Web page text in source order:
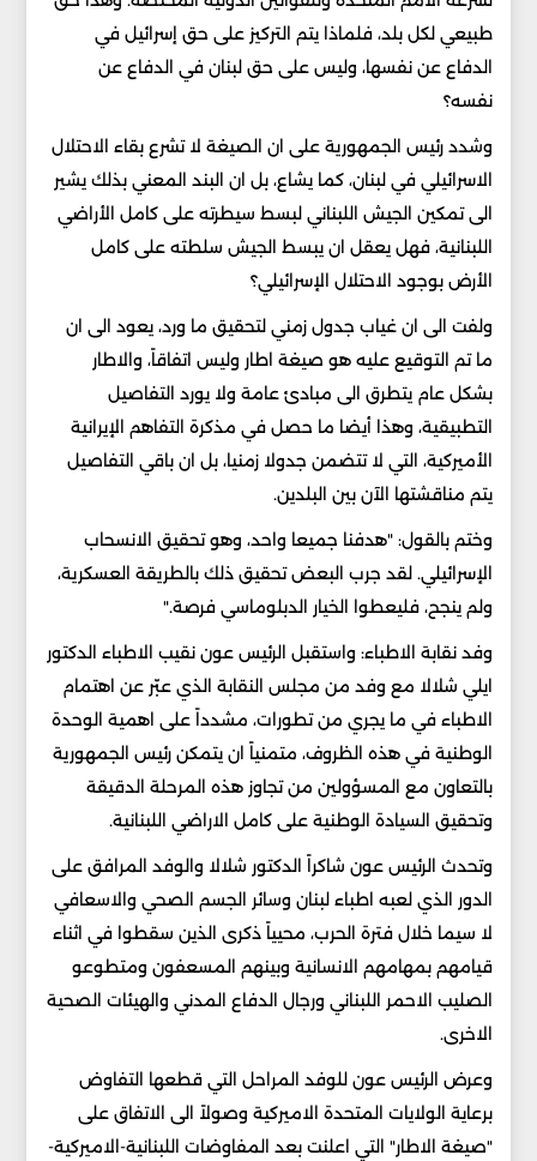
طبيعي لكل بلد، فلماذا يتم التركيز على حق إسرائيل في
الدفاع عن نفسها، وليس على حق لبنان في الدفاع عن
نفسه؟
وشدد رئيس الجمهورية على ان الصيغة لا تشرع بقاء الاحتلال
الاسرائيلي في لبنان، كما يشاع، بل ان البند المعني بذلك يشير
الى تمكين الجيش اللبناني لبسط سيطرته على كامل الأراضي
اللبنانية، فهل يعقل ان يبسط الجيش سلطته على كامل
الأرض بوجود الاحتلال الإسرائيلي؟
ولفت الى ان غياب جدول زمني لتحقيق ما ورد، يعود الى ان
ما تم التوقيع عليه هو صيغة اطار وليس اتفاقاً، والاطار
بشكل عام يتطرق الى مبادئ عامة ولا يورد التفاصيل
التطبيقية، وهذا أيضا ما حصل في مذكرة التفاهم الإيرانية
الأميركية، التي لا تتضمن جدولا زمنيا، بل ان باقي التفاصيل
يتم مناقشتها الآن بين البلدين.
وختم بالقول: "هدفنا جميعا واحد، وهو تحقيق الانسحاب
الإسرائيلي. لقد جرب البعض تحقيق ذلك بالطريقة العسكرية،
ولم ينجح، فليعطوا الخيار الدبلوماسي فرصة."
وفد نقابة الاطباء: واستقبل الرئيس عون نقيب الاطباء الدكتور
ايلي شلالا مع وفد من مجلس النقابة الذي عبّر عن اهتمام
الاطباء في ما يجري من تطورات، مشدداً على اهمية الوحدة
الوطنية في هذه الظروف، متمنياً ان يتمكن رئيس الجمهورية
بالتعاون مع المسؤولين من تجاوز هذه المرحلة الدقيقة
وتحقيق السيادة الوطنية على كامل الاراضي اللبنانية.
وتحدث الرئيس عون شاكراً الدكتور شلالا والوفد المرافق على
الدور الذي لعبه اطباء لبنان وسائر الجسم الصحي والاسعافي
لا سيما خلال فترة الحرب، محيياً ذكرى الذين سقطوا في اثناء
قيامهم بمهامهم الانسانية وبينهم المسعفون ومتطوعو
الصليب الاحمر اللبناني ورجال الدفاع المدني والهيئات الصحية
الاخرى.
وعرض الرئيس عون للوفد المراحل التي قطعها التفاوض
برعاية الولايات المتحدة الاميركية وصولاً الى الاتفاق على
"صيغة الاطار" التي اعلنت بعد المفاوضات اللبنانية-الاميركية-